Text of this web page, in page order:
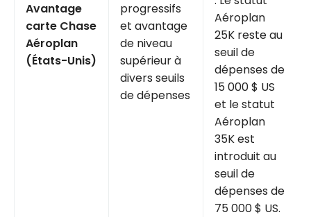
Avantage
carte Chase
Aéroplan
(États-Unis)
progressifs
et avantage
de niveau
supérieur à
divers seuils
de dépenses
Aéroplan
25K reste au
seuil de
dépenses de
15 000 $ US
et le statut
Aéroplan
35K est
introduit au
seuil de
dépenses de
75 000 $ US.